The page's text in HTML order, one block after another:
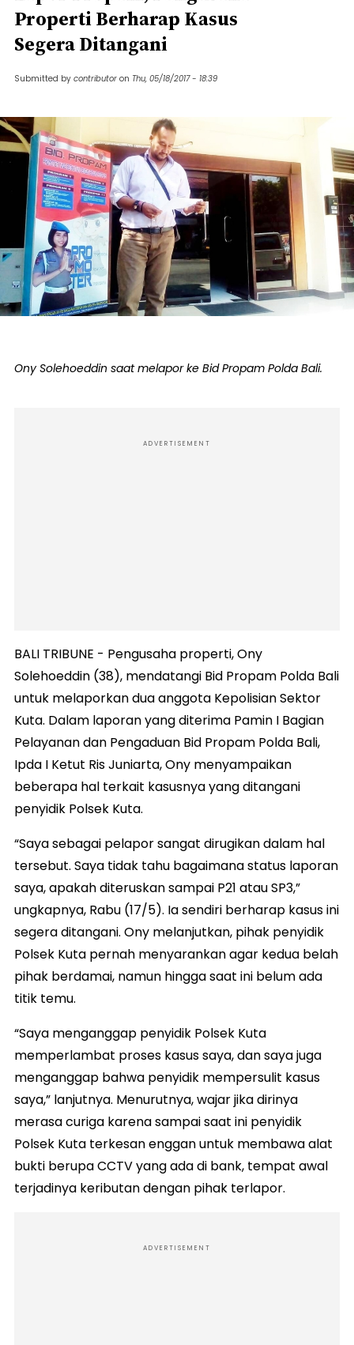
Properti Berharap Kasus
Segera Ditangani
Submitted by contributor on Thu, 05/18/2017 - 18:39
Ony Solehoeddin saat melapor ke Bid Propam Polda Bali.
ADVERTISEMENT
BALI TRIBUNE - Pengusaha properti, Ony
Solehoeddin (38), mendatangi Bid Propam Polda Bali
untuk melaporkan dua anggota Kepolisian Sektor
Kuta. Dalam laporan yang diterima Pamin I Bagian
Pelayanan dan Pengaduan Bid Propam Polda Bali,
Ipda I Ketut Ris Juniarta, Ony menyampaikan
beberapa hal terkait kasusnya yang ditangani
penyidik Polsek Kuta.
“Saya sebagai pelapor sangat dirugikan dalam hal
tersebut. Saya tidak tahu bagaimana status laporan
saya, apakah diteruskan sampai P21 atau SP3,”
ungkapnya, Rabu (17/5). Ia sendiri berharap kasus ini
segera ditangani. Ony melanjutkan, pihak penyidik
Polsek Kuta pernah menyarankan agar kedua belah
pihak berdamai, namun hingga saat ini belum ada
titik temu.
“Saya menganggap penyidik Polsek Kuta
memperlambat proses kasus saya, dan saya juga
menganggap bahwa penyidik mempersulit kasus
saya,” lanjutnya. Menurutnya, wajar jika dirinya
merasa curiga karena sampai saat ini penyidik
Polsek Kuta terkesan enggan untuk membawa alat
bukti berupa CCTV yang ada di bank, tempat awal
terjadinya keributan dengan pihak terlapor.
ADVERTISEMENT